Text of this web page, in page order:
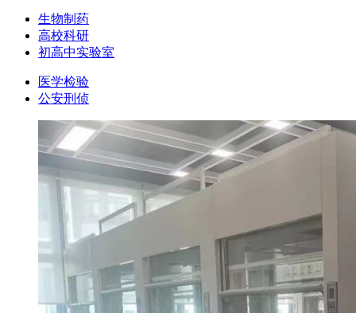
生物制药
高校科研
初高中实验室
医学检验
公安刑侦